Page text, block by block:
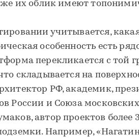
их облик имеют
учитывается,
особенность есть
перекликается с той
складывается на
РФ, академик,
России и Союза
автор проектов более
Например,